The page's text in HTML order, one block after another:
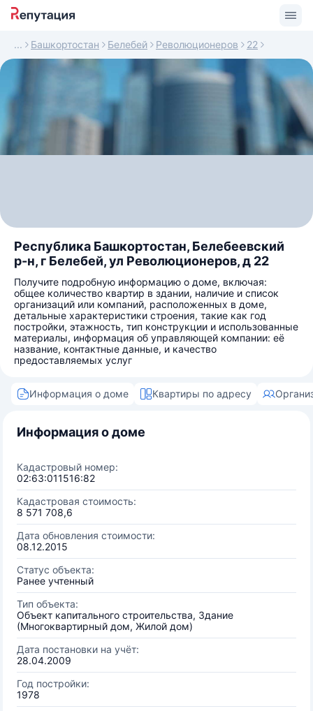
Башкортостан Белебей Революционеров 22
Республика Башкортостан, Белебеевский
р-н, г Белебей, ул Революционеров, д 22
Получите подробную информацию о доме, включая:
общее количество квартир в здании, наличие и список
организаций или компаний, расположенных в доме,
детальные характеристики строения, такие как год
постройки, этажность, тип конструкции и использованные
материалы, информация об управляющей компании: её
название, контактные данные, и качество
предоставляемых услуг
Информация о доме Квартиры по адресу
Информация о доме
Кадастровый номер:
02:63:011516:82
Кадастровая стоимость:
8 571 708,6
Дата обновления стоимости:
08.12.2015
Статус объекта:
Ранее учтенный
Тип объекта:
Объект капитального строительства, Здание
(Многоквартирный дом, Жилой дом)
Дата постановки на учёт:
28.04.2009
Год постройки:
1978